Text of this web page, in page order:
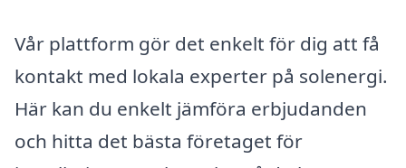
Vår plattform gör det enkelt för dig att få
kontakt med lokala experter på solenergi.
Här kan du enkelt jämföra erbjudanden
och hitta det bästa företaget för